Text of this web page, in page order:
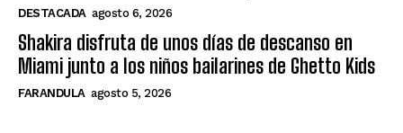
DESTACADA agosto 6, 2026
Shakira disfruta de unos días de descanso en
Miami junto a los niños bailarines de Ghetto Kids
FARANDULA agosto 5, 2026